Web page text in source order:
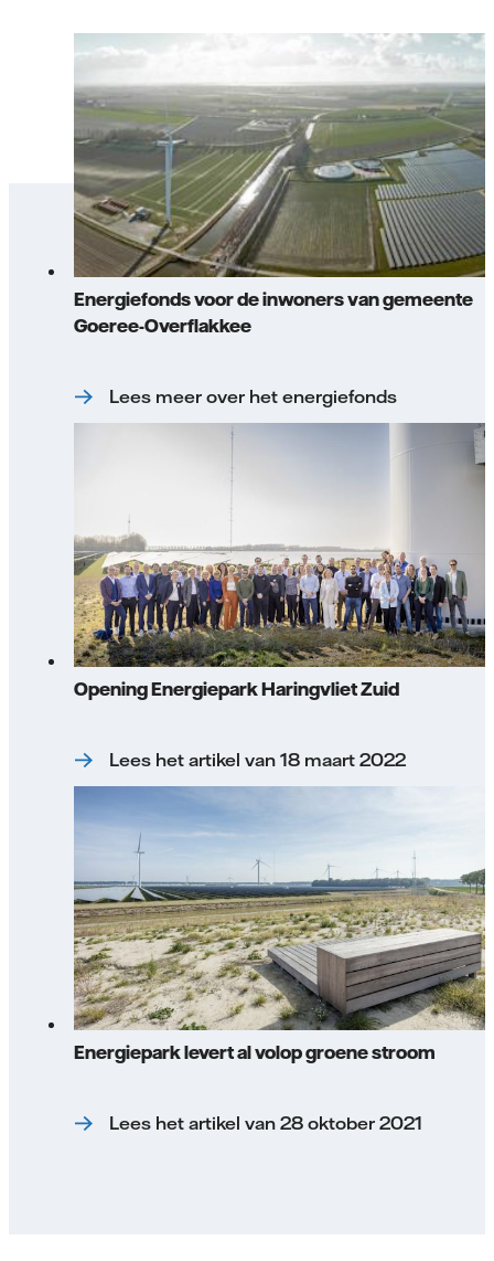
Energiefonds voor de inwoners van gemeente
Goeree-Overflakkee
Lees meer over het energiefonds
Opening Energiepark Haringvliet Zuid
Lees het artikel van 18 maart 2022
Energiepark levert al volop groene stroom
Lees het artikel van 28 oktober 2021